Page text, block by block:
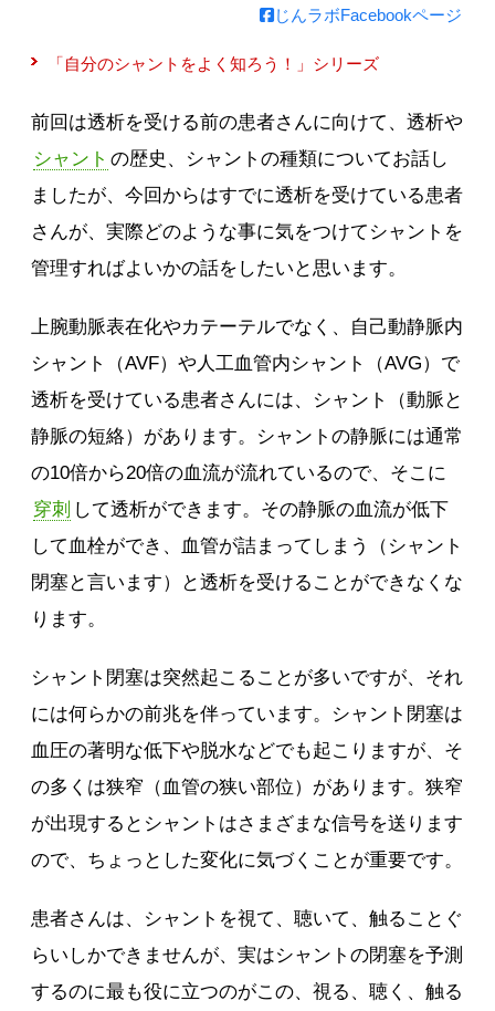
じんラボFacebookページ
「自分のシャントをよく知ろう！」シリーズ
前回は透析を受ける前の患者さんに向けて、透析や
シャント の歴史、シャントの種類についてお話し
ましたが、今回からはすでに透析を受けている患者
さんが、実際どのような事に気をつけてシャントを
管理すればよいかの話をしたいと思います。
上腕動脈表在化やカテーテルでなく、自己動静脈内
シャント（AVF）や人工血管内シャント（AVG）で
透析を受けている患者さんには、シャント（動脈と
静脈の短絡）があります。シャントの静脈には通常
の10倍から20倍の血流が流れているので、そこに
穿刺 して透析ができます。その静脈の血流が低下
して血栓ができ、血管が詰まってしまう（シャント
閉塞と言います）と透析を受けることができなくな
ります。
シャント閉塞は突然起こることが多いですが、それ
には何らかの前兆を伴っています。シャント閉塞は
血圧の著明な低下や脱水などでも起こりますが、そ
の多くは狭窄（血管の狭い部位）があります。狭窄
が出現するとシャントはさまざまな信号を送ります
ので、ちょっとした変化に気づくことが重要です。
患者さんは、シャントを視て、聴いて、触ることぐ
らいしかできませんが、実はシャントの閉塞を予測
するのに最も役に立つのがこの、視る、聴く、触る